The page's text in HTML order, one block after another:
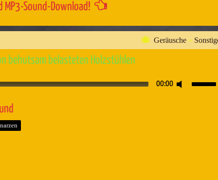
Sound-Download!
Geräusche »
behutsam belasteten Holzstühlen
00:00